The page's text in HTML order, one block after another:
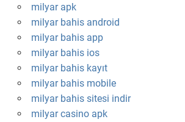
milyar apk
milyar bahis android
milyar bahis app
milyar bahis ios
milyar bahis kayıt
milyar bahis mobile
milyar bahis sitesi indir
milyar casino apk